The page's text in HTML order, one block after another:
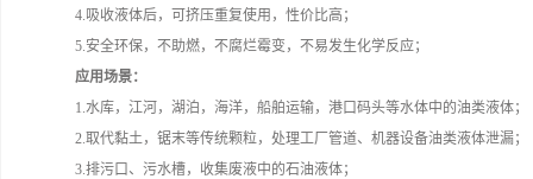
4.吸收液体后，可挤压重复使用，性价比高；
5.安全环保，不助燃，不腐烂霉变，不易发生化学反应；
应用场景：
1.水库，江河，湖泊，海洋，船舶运输，港口码头等水体中的油类液体；
2.取代黏土，锯末等传统颗粒，处理工厂管道、机器设备油类液体泄漏；
3.排污口、污水槽，收集废液中的石油液体；